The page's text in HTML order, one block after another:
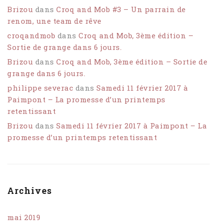
Brizou dans Croq and Mob #3 – Un parrain de
renom, une team de rêve
croqandmob dans Croq and Mob, 3ème édition –
Sortie de grange dans 6 jours.
Brizou dans Croq and Mob, 3ème édition – Sortie de
grange dans 6 jours.
philippe severac dans Samedi 11 février 2017 à
Paimpont – La promesse d’un printemps
retentissant
Brizou dans Samedi 11 février 2017 à Paimpont – La
promesse d’un printemps retentissant
Archives
mai 2019